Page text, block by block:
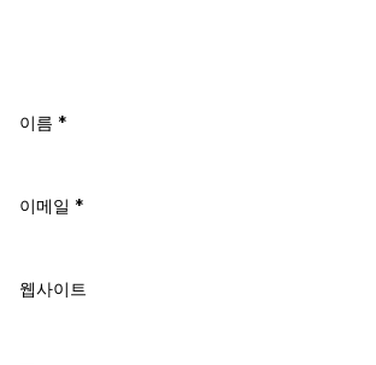
이름 *
이메일 *
웹사이트